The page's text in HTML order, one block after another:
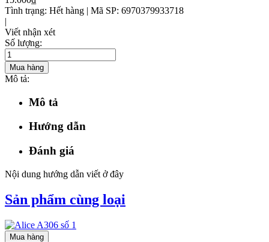
Tình trạng: Hết hàng | Mã SP: 6970379933718
|
Viết nhận xét
Số lượng:
Mua hàng
Mô tả:
Mô tả
Hướng dẫn
Đánh giá
Nội dung hướng dẫn viết ở đây
Sản phẩm cùng loại
Mua hàng